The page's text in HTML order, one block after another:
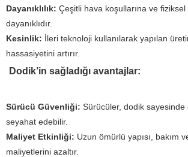
Dayanıklılık: Çeşitli hava koşullarına ve fiziksel
dayanıklıdır.
Kesinlik: İleri teknoloji kullanılarak yapılan
hassasiyetini artırır.
Dodik’in sağladığı avantajlar:
Sürücü Güvenliği: Sürücüler, dodik sayesinde
seyahat edebilir.
Maliyet Etkinliği: Uzun ömürlü yapısı, bakım
maliyetlerini azaltır.